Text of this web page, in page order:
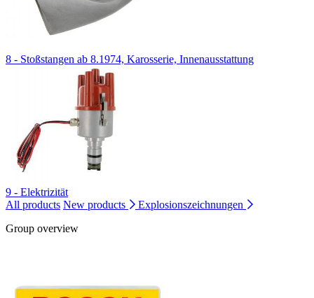
8 - Stoßstangen ab 8.1974, Karosserie, Innenausstattung
9 - Elektrizität
All products New products
Explosionszeichnungen
Group overview